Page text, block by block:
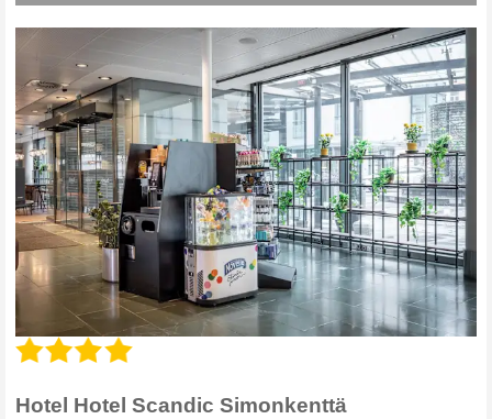
Hotel Hotel Scandic Simonkenttä